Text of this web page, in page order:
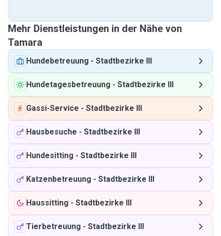
Mehr Dienstleistungen in der Nähe von
Tamara
Hundebetreuung - Stadtbezirke III
Hundetagesbetreuung - Stadtbezirke III
Gassi-Service - Stadtbezirke III
Hausbesuche - Stadtbezirke III
Hundesitting - Stadtbezirke III
Katzenbetreuung - Stadtbezirke III
Haussitting - Stadtbezirke III
Tierbetreuung - Stadtbezirke III